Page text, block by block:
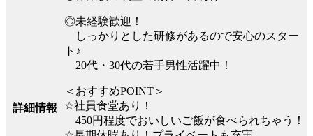
詳細情報
◎未経験歓迎！
しっかりとした研修があるので安心のスター
ト♪
20代・30代の若手男性活躍中！
＜おすすめPOINT＞
☆社員食堂あり！
450円程度でおいしいご飯が食べられちゃう！